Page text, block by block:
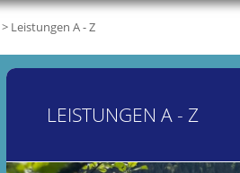
> Leistungen A - Z
LEISTUNGEN A - Z